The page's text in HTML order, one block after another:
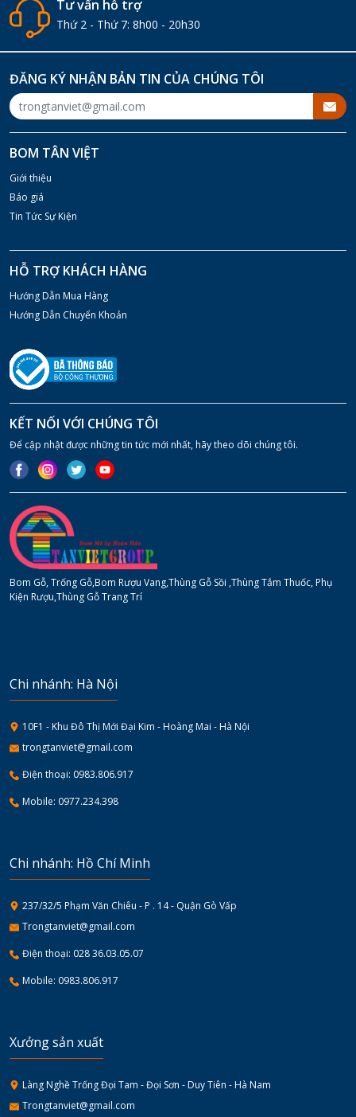
Tư vấn hỗ trợ
Thứ 2 - Thứ 7: 8h00 - 20h30
Bom Gỗ, Trống Gỗ,Bom Rượu Vang,Thùng Gỗ Sồi ,Thùng Tắm Thuốc, Phụ
Kiện Rượu,Thùng Gỗ Trang Trí
BOM TÂN VIỆT
Giới thiệu
Báo giá
Tin Tức Sự Kiện
HỖ TRỢ KHÁCH HÀNG
Hướng Dẫn Mua Hàng
Hướng Dẫn Chuyển Khoản
ĐĂNG KÝ NHẬN BẢN TIN CỦA CHÚNG TÔI
KẾT NỐI VỚI CHÚNG TÔI
Để cập nhật được những tin tức mới nhất, hãy theo dõi chúng tôi.
Chi nhánh: Hà Nội
10F1 - Khu Đô Thị Mới Đại Kim - Hoàng Mai - Hà Nội
trongtanviet@gmail.com
Điện thoại: 0983.806.917
Mobile: 0977.234.398
Chi nhánh: Hồ Chí Minh
237/32/5 Phạm Văn Chiêu - P . 14 - Quận Gò Vấp
Trongtanviet@gmail.com
Điện thoại: 028 36.03.05.07
Mobile: 0983.806.917
Xưởng sản xuất
Làng Nghề Trống Đọi Tam - Đọi Sơn - Duy Tiên - Hà Nam
Trongtanviet@gmail.com